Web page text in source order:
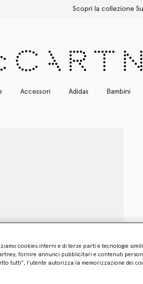
Spedizione Express
Accessori Adidas Bambini
cookies interni e di terze parti e tecnologie
fornire annunci pubblicitari e contenuti
tutti”, l’utente autorizza la memorizzazione dei